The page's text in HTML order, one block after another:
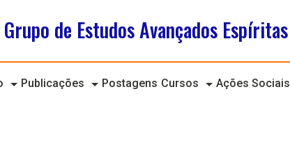
Grupo de Estudos Avançados Espíritas
Publicações Postagens Cursos Ações Sociais